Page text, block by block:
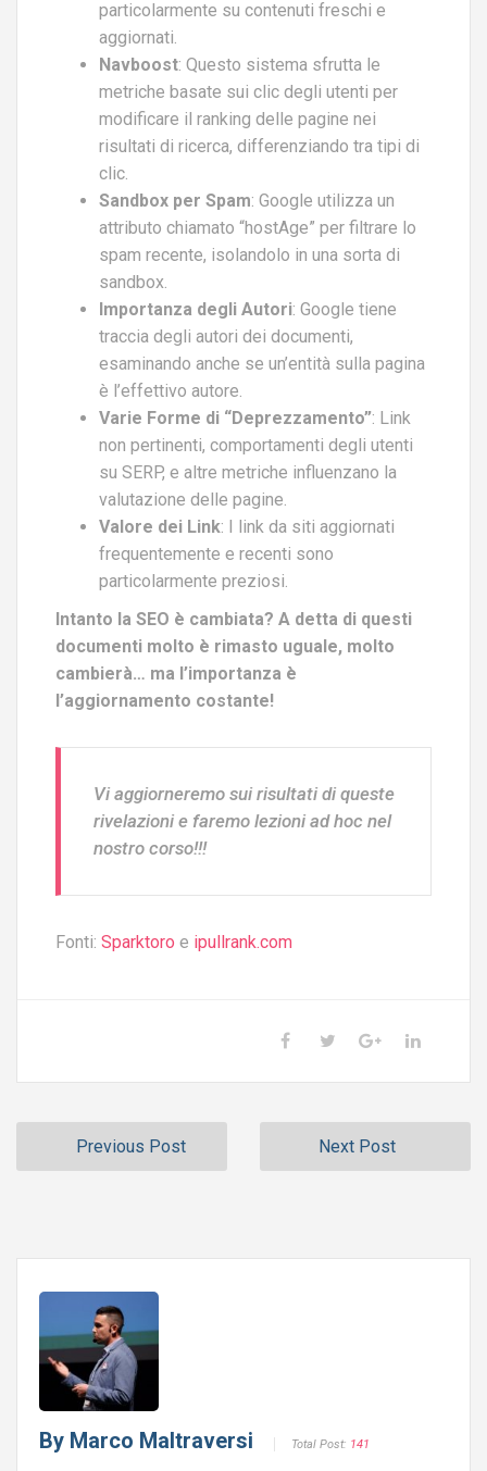
particolarmente su contenuti freschi e
aggiornati.
Navboost: Questo sistema sfrutta le
metriche basate sui clic degli utenti per
modificare il ranking delle pagine nei
risultati di ricerca, differenziando tra tipi di
clic.
Sandbox per Spam: Google utilizza un
attributo chiamato “hostAge” per filtrare lo
spam recente, isolandolo in una sorta di
sandbox.
Importanza degli Autori: Google tiene
traccia degli autori dei documenti,
esaminando anche se un’entità sulla pagina
è l’effettivo autore.
Varie Forme di “Deprezzamento”: Link
non pertinenti, comportamenti degli utenti
su SERP, e altre metriche influenzano la
valutazione delle pagine.
Valore dei Link: I link da siti aggiornati
frequentemente e recenti sono
particolarmente preziosi.
Intanto la SEO è cambiata? A detta di questi
documenti molto è rimasto uguale, molto
cambierà… ma l’importanza è
l’aggiornamento costante!
Vi aggiorneremo sui risultati di queste
rivelazioni e faremo lezioni ad hoc nel
nostro corso!!!
Fonti: Sparktoro e ipullrank.com
Previous Post Next Post
By Marco Maltraversi Total Post: 141